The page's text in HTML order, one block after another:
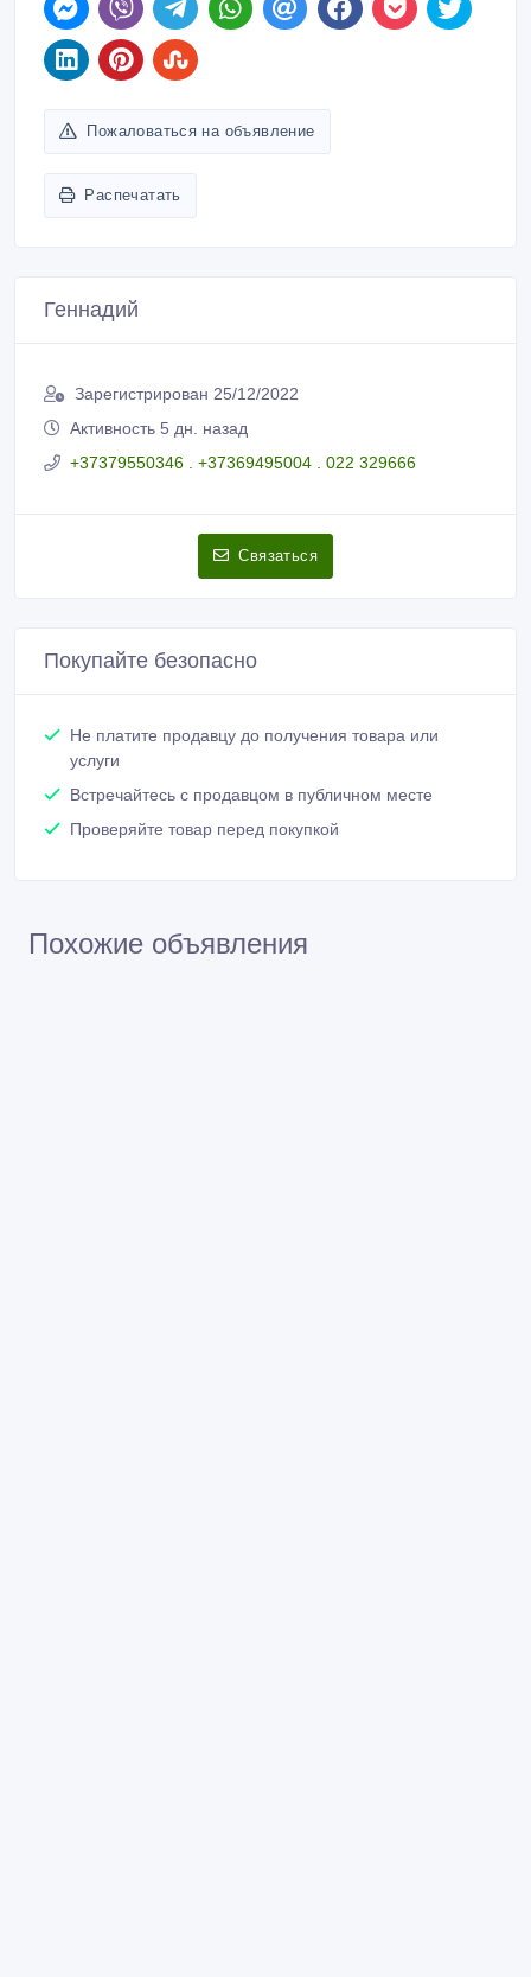
Пожаловаться на объявление
Геннадий
Зарегистрирован 25/12/2022
+37379550346 . +37369495004 . 022 329666
Покупайте безопасно
Не платите продавцу до получения товара или
услуги